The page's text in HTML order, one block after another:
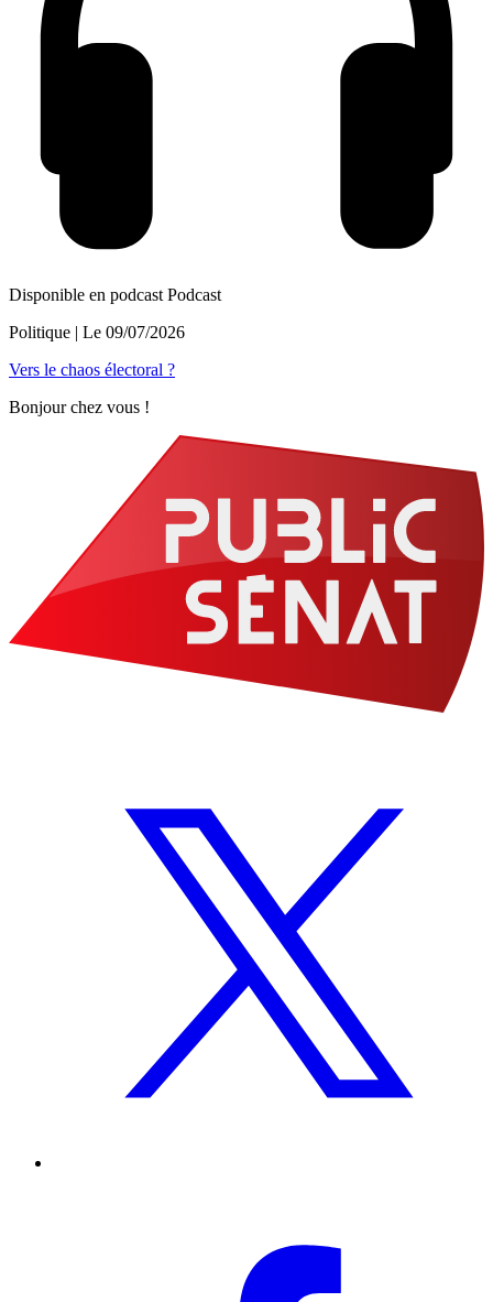
Disponible en podcast Podcast
Politique | Le 09/07/2026
Vers le chaos électoral ?
Bonjour chez vous !